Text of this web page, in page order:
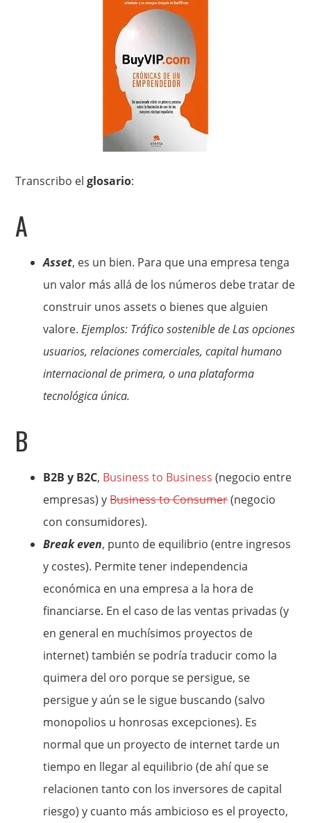
Transcribo elglosario:
A
Asset, es un bien. Para que una empresa tenga
un valor más allá de los números debe tratar de
construir unos assets o bienes que alguien
valore.Ejemplos: Tráfico sostenible de Las opciones
usuarios, relaciones comerciales, capital humano
internacional de primera, o una plataforma
tecnológica única.
B
B2B y B2C, Business to Business (negocio entre
empresas) yBusiness to Consumer(negocio
con consumidores).
Break even, punto de equilibrio (entre ingresos
y costes). Permite tener independencia
económica en una empresa a la hora de
financiarse. En el caso de las ventas privadas (y
en general en muchísimos proyectos de
internet) también se podría traducir como la
quimera del oro porque se persigue, se
persigue y aún se le sigue buscando (salvo
monopolios u honrosas excepciones). Es
normal que un proyecto de internet tarde un
tiempo en llegar al equilibrio (de ahí que se
relacionen tanto con los inversores de capital
riesgo) y cuanto más ambicioso es el proyecto,